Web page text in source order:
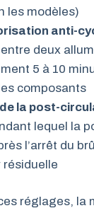
les modèles)
anti-
deux
5 à 10
composants
la post-
lequel la
l’arrêt du
résiduelle
réglages, la